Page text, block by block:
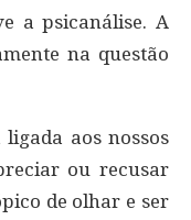
a psicanálise. A
na questão
aos nossos
ou recusar
de olhar e ser